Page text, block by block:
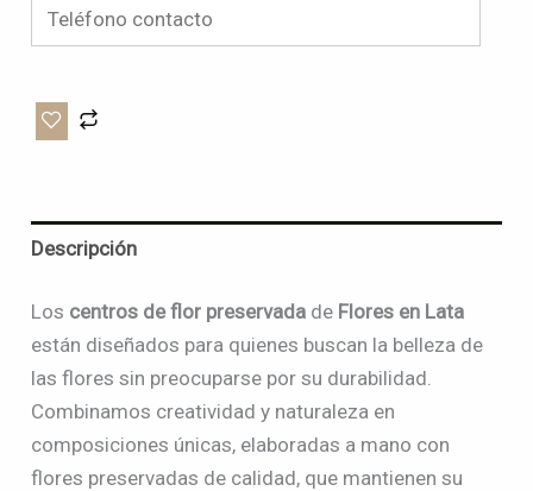
Descripción
Los centros de flor preservada de Flores en Lata
están diseñados para quienes buscan la belleza de
las flores sin preocuparse por su durabilidad.
Combinamos creatividad y naturaleza en
composiciones únicas, elaboradas a mano con
flores preservadas de calidad, que mantienen su